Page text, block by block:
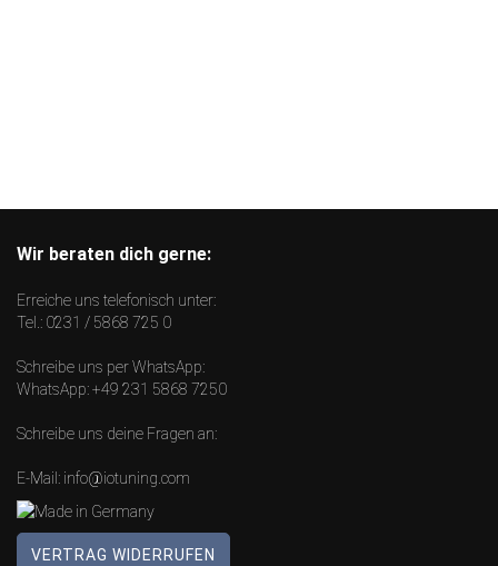
Wir beraten dich gerne:
Erreiche uns telefonisch unter:
Tel.: 0231 / 5868 725 0
Schreibe uns per WhatsApp:
WhatsApp:+49 231 5868 7250
Schreibe uns deine Fragen an:
E-Mail: info@iotuning.com
VERTRAG WIDERRUFEN